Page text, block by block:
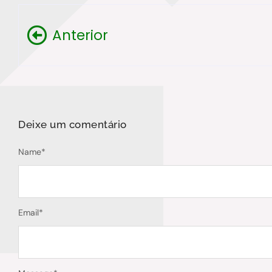
Anterior
Deixe um comentário
Name*
Email*